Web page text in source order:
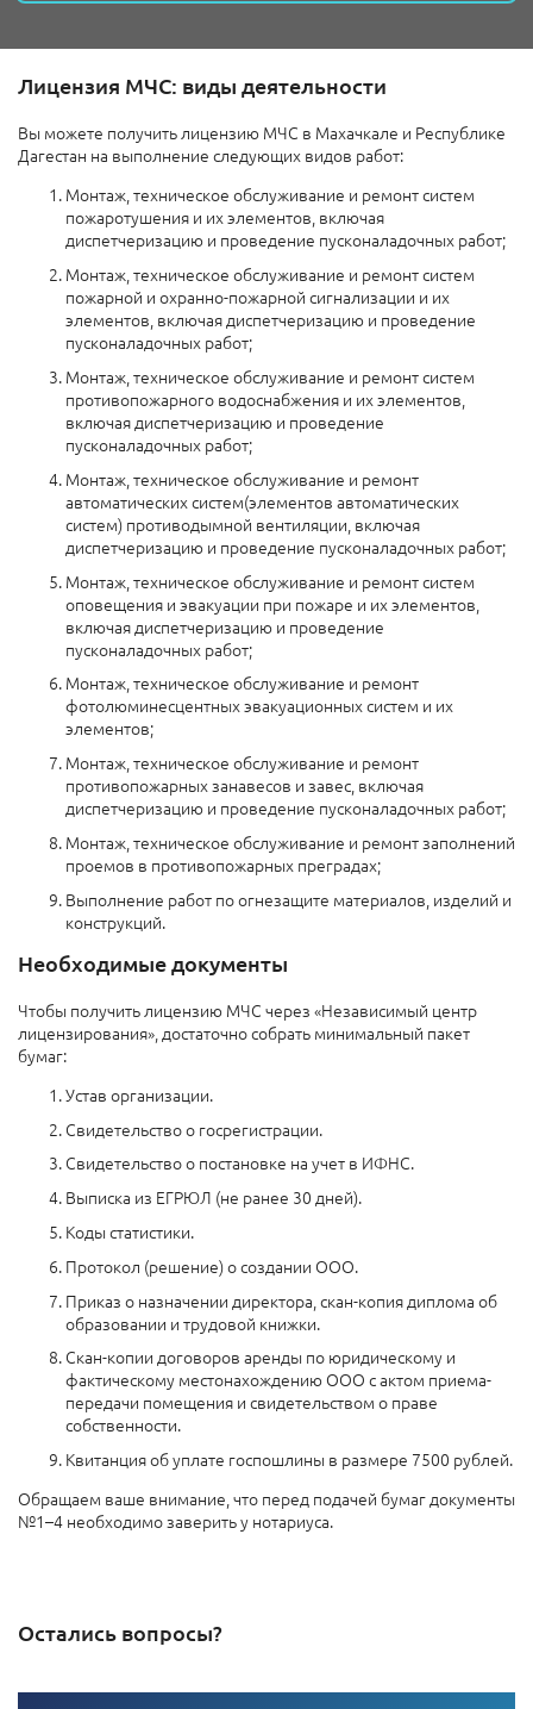
Лицензия МЧС: виды деятельности
Вы можете получить лицензию МЧС в Махачкале и Республике
Дагестан на выполнение следующих видов работ:
Монтаж, техническое обслуживание и ремонт систем
пожаротушения и их элементов, включая
диспетчеризацию и проведение пусконаладочных работ;
Монтаж, техническое обслуживание и ремонт систем
пожарной и охранно-пожарной сигнализации и их
элементов, включая диспетчеризацию и проведение
пусконаладочных работ;
Монтаж, техническое обслуживание и ремонт систем
противопожарного водоснабжения и их элементов,
включая диспетчеризацию и проведение
пусконаладочных работ;
Монтаж, техническое обслуживание и ремонт
автоматических систем(элементов автоматических
систем) противодымной вентиляции, включая
диспетчеризацию и проведение пусконаладочных работ;
Монтаж, техническое обслуживание и ремонт систем
оповещения и эвакуации при пожаре и их элементов,
включая диспетчеризацию и проведение
пусконаладочных работ;
Монтаж, техническое обслуживание и ремонт
фотолюминесцентных эвакуационных систем и их
элементов;
Монтаж, техническое обслуживание и ремонт
противопожарных занавесов и завес, включая
диспетчеризацию и проведение пусконаладочных работ;
Монтаж, техническое обслуживание и ремонт заполнений
проемов в противопожарных преградах;
Выполнение работ по огнезащите материалов, изделий и
конструкций.
Необходимые документы
Чтобы получить лицензию МЧС через «Независимый центр
лицензирования», достаточно собрать минимальный пакет
бумаг:
Устав организации.
Свидетельство о госрегистрации.
Свидетельство о постановке на учет в ИФНС.
Выписка из ЕГРЮЛ (не ранее 30 дней).
Коды статистики.
Протокол (решение) о создании ООО.
Приказ о назначении директора, скан-копия диплома об
образовании и трудовой книжки.
Скан-копии договоров аренды по юридическому и
фактическому местонахождению ООО с актом приема-
передачи помещения и свидетельством о праве
собственности.
Квитанция об уплате госпошлины в размере 7500 рублей.
Обращаем ваше внимание, что перед подачей бумаг документы
№1–4 необходимо заверить у нотариуса.
Остались вопросы?